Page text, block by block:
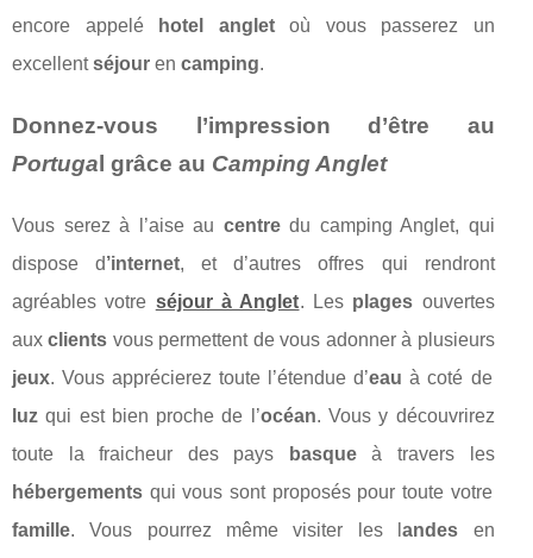
encore appelé
hotel angletoù vous passerez un
excellentséjour en camping.
Donnez-vous l’impression d’être au
Portuga l grâce au Camping Anglet
Vous serez à l’aise au centredu camping Anglet, qui
dispose d’internet, et d’autres offres qui rendront
agréables votre séjour à Anglet. Les plages ouvertes
auxclients vous permettent de vous adonner à plusieurs
jeux. Vous apprécierez toute l’étendue d’eau à coté de
luz qui est bien proche de l’océan. Vous y découvrirez
toute la fraicheur des pays
basqueà travers les
hébergements qui vous sont proposés pour toute votre
famille. Vous pourrez même visiter les landes en